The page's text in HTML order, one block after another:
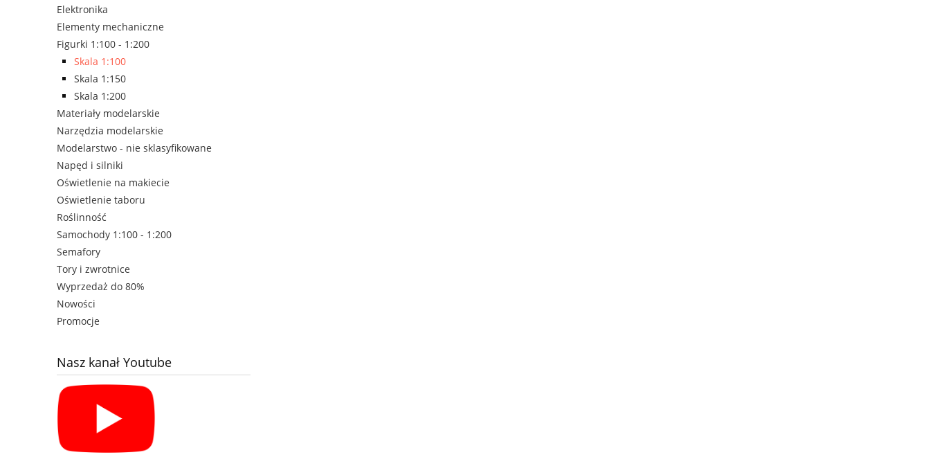
Elektronika
Elementy mechaniczne
Figurki 1:100 - 1:200
Skala 1:100
Skala 1:150
Skala 1:200
Materiały modelarskie
Narzędzia modelarskie
Modelarstwo - nie sklasyfikowane
Napęd i silniki
Oświetlenie na makiecie
Oświetlenie taboru
Roślinność
Samochody 1:100 - 1:200
Semafory
Tory i zwrotnice
Wyprzedaż do 80%
Nowości
Promocje
Nasz kanał Youtube